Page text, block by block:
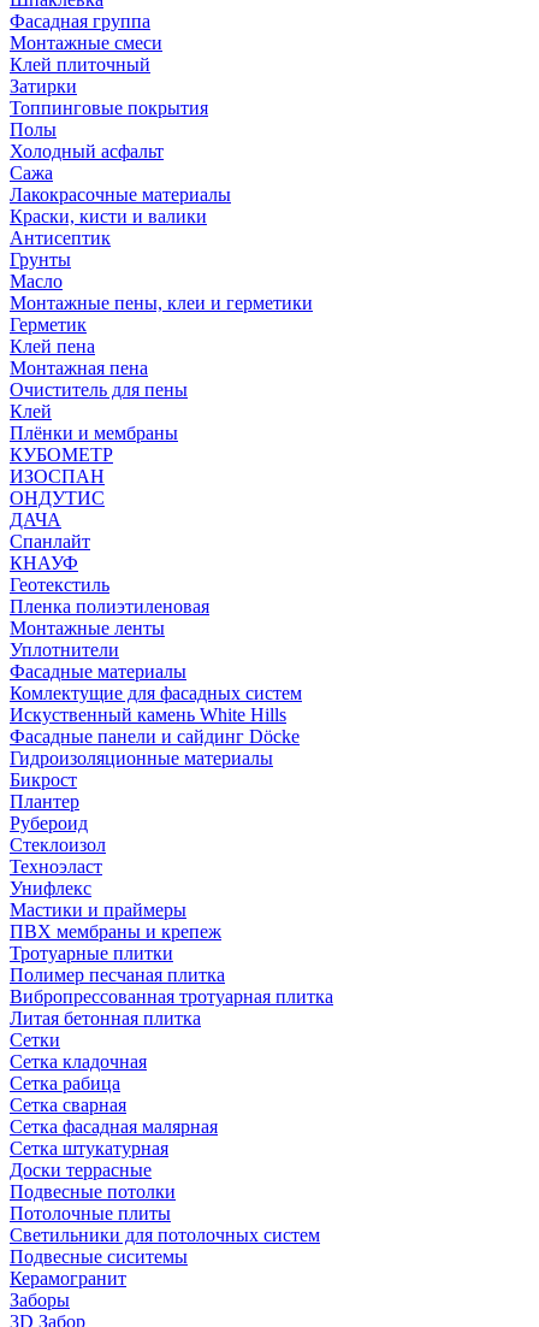
Фасадная группа
Монтажные смеси
Клей плиточный
Затирки
Топпинговые покрытия
Полы
Холодный асфальт
Сажа
Лакокрасочные материалы
Краски, кисти и валики
Антисептик
Грунты
Масло
Монтажные пены, клеи и герметики
Герметик
Клей пена
Монтажная пена
Очиститель для пены
Клей
Плёнки и мембраны
КУБОМЕТР
ИЗОСПАН
ОНДУТИС
ДАЧА
Спанлайт
КНАУФ
Геотекстиль
Пленка полиэтиленовая
Монтажные ленты
Уплотнители
Фасадные материалы
Комлектущие для фасадных систем
Искуственный камень White Hills
Фасадные панели и сайдинг Döcke
Гидроизоляционные материалы
Бикрост
Плантер
Рубероид
Стеклоизол
Техноэласт
Унифлекс
Мастики и праймеры
ПВХ мембраны и крепеж
Тротуарные плитки
Полимер песчаная плитка
Вибропрессованная тротуарная плитка
Литая бетонная плитка
Сетки
Сетка кладочная
Сетка рабица
Сетка сварная
Сетка фасадная малярная
Сетка штукатурная
Доски террасные
Подвесные потолки
Потолочные плиты
Светильники для потолочных систем
Подвесные сиситемы
Керамогранит
Заборы
3D Забор